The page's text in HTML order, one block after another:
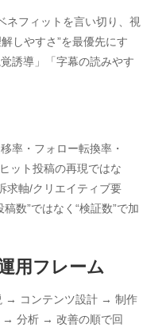
ネフィットを言い切り、視
しやすさ”を最優先にす
誘導」「字幕の読みやす
率・フォロー転換率・
ット投稿の再現ではな
求軸/クリエイティブ要
数”ではなく“検証数”で加
用フレーム
→ コンテンツ設計 → 制作
分析 → 改善の順で回